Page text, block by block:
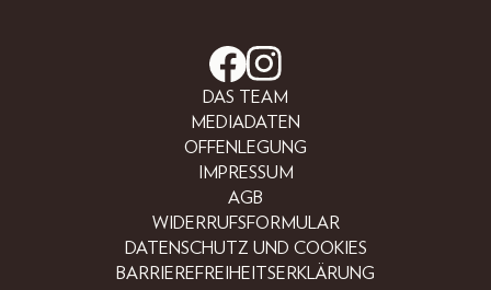
DAS TEAM
MEDIADATEN
OFFENLEGUNG
IMPRESSUM
AGB
WIDERRUFSFORMULAR
DATENSCHUTZ UND COOKIES
BARRIEREFREIHEITSERKLÄRUNG